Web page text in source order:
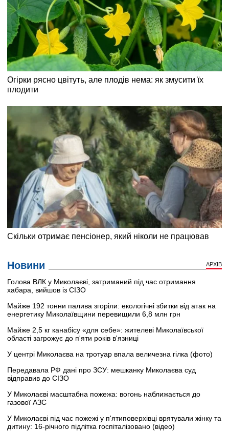
Новини АРХІВ
Голова ВЛК у Миколаєві, затриманий під час отримання
хабара, вийшов із СІЗО
Майже 192 тонни палива згоріли: екологічні збитки від атак на
енергетику Миколаївщини перевищили 6,8 млн грн
Майже 2,5 кг канабісу «для себе»: жителеві Миколаївської
області загрожує до п'яти років в'язниці
У центрі Миколаєва на тротуар впала величезна гілка (фото)
Передавала РФ дані про ЗСУ: мешканку Миколаєва суд
відправив до СІЗО
У Миколаєві масштабна пожежа: вогонь наближається до
газової АЗС
У Миколаєві під час пожежі у п'ятиповерхівці врятували жінку та
дитину: 16-річного підлітка госпіталізовано (відео)